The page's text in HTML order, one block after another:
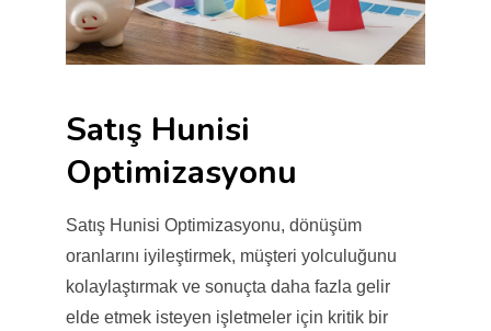
Satış Hunisi
Optimizasyonu
Satış Hunisi Optimizasyonu, dönüşüm
oranlarını iyileştirmek, müşteri yolculuğunu
kolaylaştırmak ve sonuçta daha fazla gelir
elde etmek isteyen işletmeler için kritik bir